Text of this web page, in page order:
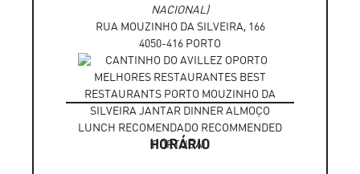
NACIONAL)
RUA MOUZINHO DA SILVEIRA, 166
4050-416 PORTO
HORÁRIO